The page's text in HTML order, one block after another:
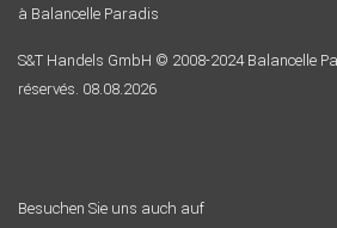
à Balancelle Paradis
S&T Handels GmbH © 2008-2024 Balancelle
réservés. 08.08.2026
Besuchen Sie uns auch auf